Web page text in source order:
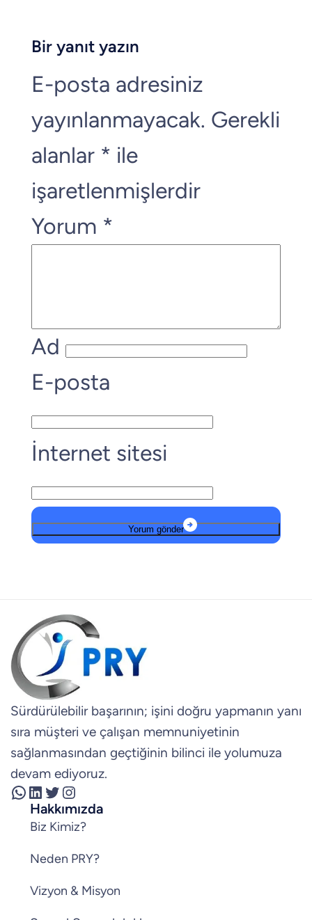
Bir yanıt yazın
E-posta adresiniz
yayınlanmayacak. Gerekli
alanlar * ile
işaretlenmişlerdir
Yorum *
Ad
E-posta
İnternet sitesi
Sürdürülebilir başarının; işini doğru yapmanın yanı
sıra müşteri ve çalışan memnuniyetinin
sağlanmasından geçtiğinin bilinci ile yolumuza
devam ediyoruz.
WhatsApp LinkedIn Twitter Instagram
Hakkımızda
Biz Kimiz?
Neden PRY?
Vizyon & Misyon